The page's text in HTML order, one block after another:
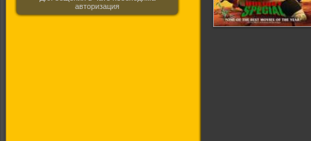
авторизация